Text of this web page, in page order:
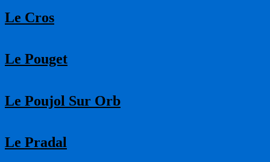
Le Cros
Le Pouget
Le Poujol Sur Orb
Le Pradal